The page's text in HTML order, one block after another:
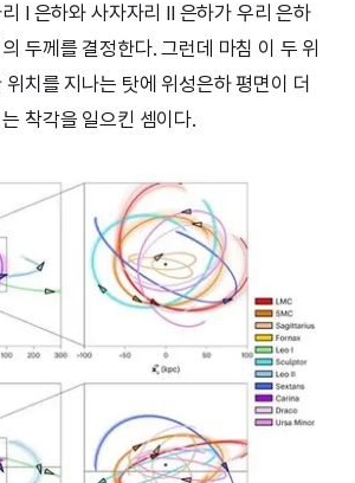
I 은하와 사자자리 II 은하가 우리 은하
두께를 결정한다. 그런데 마침 이 두 위
치를 지나는 탓에 위성은하 평면이 더
착각을 일으킨 셈이다.